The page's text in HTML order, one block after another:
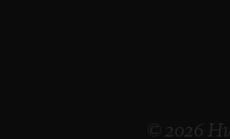
© 2026